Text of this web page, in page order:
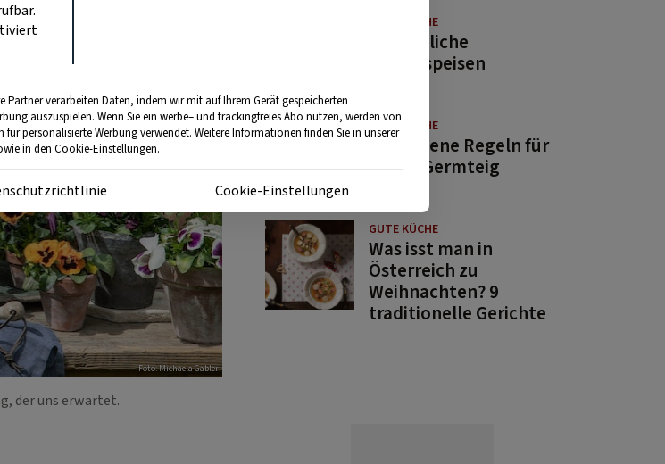
Foto: Michaela Gabler
der uns erwartet.
GUTE KÜCHE
11 köstliche
Fastenspeisen
GUTE KÜCHE
10 goldene Regeln für
guten Germteig
GUTE KÜCHE
Was isst man in
Österreich zu
Weihnachten? 9
traditionelle Gerichte
Partner verarbeiten Daten, indem wir mit auf Ihrem Gerät gespeicherten
auszuspielen. Wenn Sie ein werbe– und trackingfreies Abo nutzen, werden von
personalisierte Werbung verwendet. Weitere Informationen finden Sie in unserer
in den Cookie-Einstellungen.
Cookie-Einstellungen